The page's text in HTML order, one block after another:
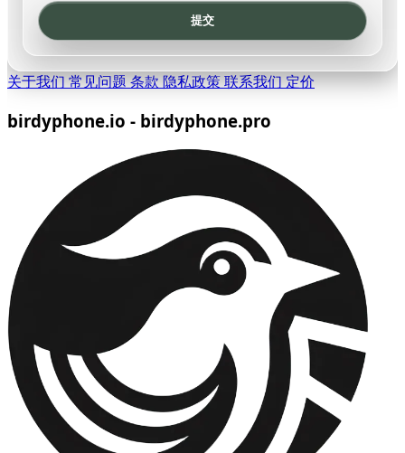
提交
关于我们常见问题条款隐私政策联系我们定价
birdyphone.io - birdyphone.pro